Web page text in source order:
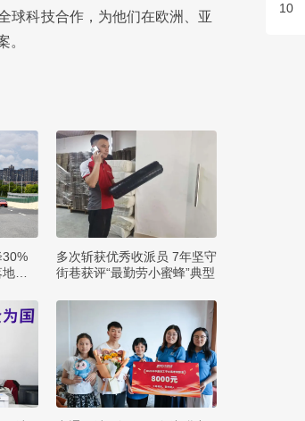
球科技合作，为他们在欧洲、亚
。
30%
应
多次斩获优秀收派员 7年坚守
街巷获评“最勤劳小蜜蜂”典型
10